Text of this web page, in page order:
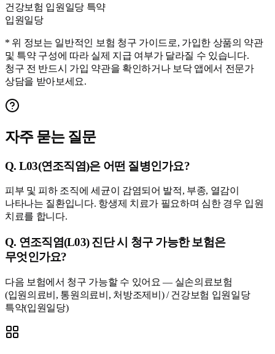
건강보험 입원일당 특약
입원일당
* 위 정보는 일반적인 보험 청구 가이드로, 가입한 상품의 약관
및 특약 구성에 따라 실제 지급 여부가 달라질 수 있습니다.
청구 전 반드시 가입 약관을 확인하거나 보닥 앱에서 전문가
상담을 받아보세요.
자주 묻는 질문
Q. L03(연조직염)은 어떤 질병인가요?
피부 및 피하 조직에 세균이 감염되어 발적, 부종, 열감이
나타나는 질환입니다. 항생제 치료가 필요하며 심한 경우 입원
치료를 합니다.
Q. 연조직염(L03) 진단 시 청구 가능한 보험은
무엇인가요?
다음 보험에서 청구 가능할 수 있어요 — 실손의료보험
(입원의료비, 통원의료비, 처방조제비) / 건강보험 입원일당
특약(입원일당)